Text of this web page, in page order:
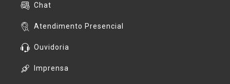
Chat
Atendimento Presencial
Ouvidoria
Imprensa